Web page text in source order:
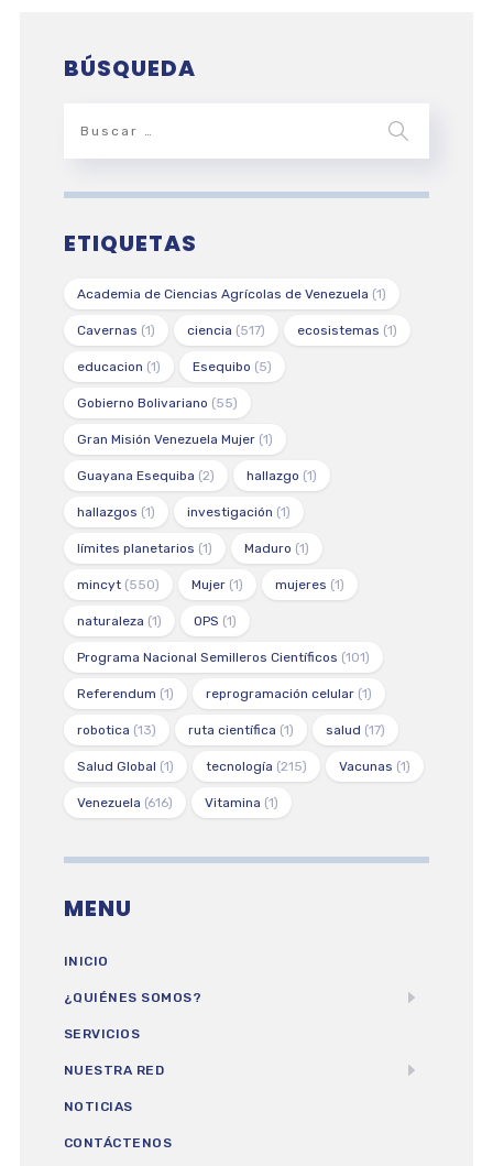
BÚSQUEDA
ETIQUETAS
Academia de Ciencias Agrícolas de Venezuela (1)
Cavernas (1) ciencia (517) ecosistemas (1)
educacion (1) Esequibo (5)
Gobierno Bolivariano (55)
Gran Misión Venezuela Mujer(1)
Guayana Esequiba (2) hallazgo (1)
hallazgos (1) investigación (1)
límites planetarios (1) Maduro (1)
mincyt(550) Mujer(1) mujeres (1)
naturaleza (1) OPS (1)
Programa Nacional Semilleros Científicos (101)
Referendum (1) reprogramación celular(1)
robotica (13) ruta científica (1) salud (17)
Salud Global (1) tecnología (215) Vacunas (1)
Venezuela (616) Vitamina (1)
MENU
INICIO
¿QUIÉNES SOMOS?
SERVICIOS
NUESTRA RED
NOTICIAS
CONTÁCTENOS